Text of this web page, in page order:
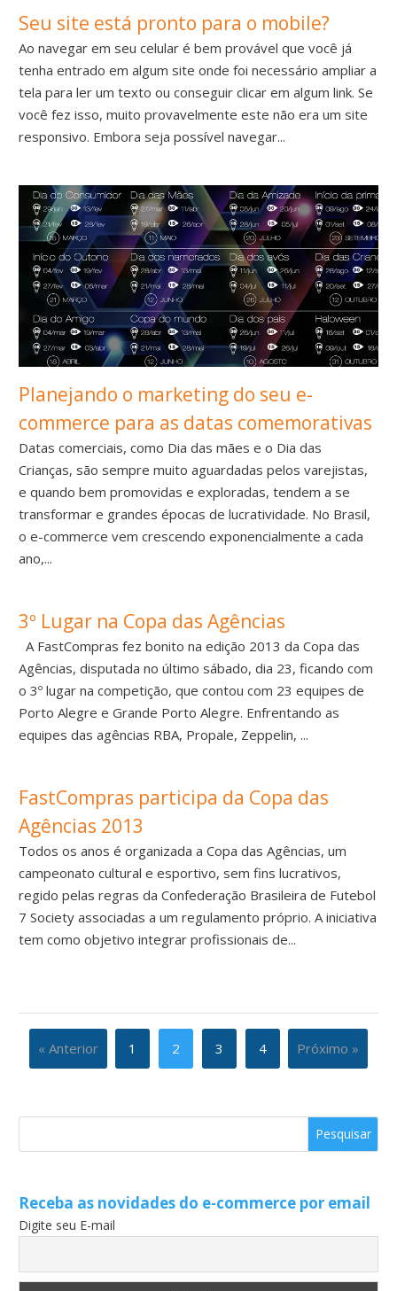
Seu site está pronto para o mobile?
Ao navegar em seu celular é bem provável que você já
tenha entrado em algum site onde foi necessário ampliar a
tela para ler um texto ou conseguir clicar em algum link. Se
você fez isso, muito provavelmente este não era um site
responsivo. Embora seja possível navegar...
Planejando o marketing do seu e-
commerce para as datas comemorativas
Datas comerciais, como Dia das mães e o Dia das
Crianças, são sempre muito aguardadas pelos varejistas,
e quando bem promovidas e exploradas, tendem a se
transformar e grandes épocas de lucratividade. No Brasil,
o e-commerce vem crescendo exponencialmente a cada
ano,...
3º Lugar na Copa das Agências
A FastCompras fez bonito na edição 2013 da Copa das
Agências, disputada no último sábado, dia 23, ficando com
o 3º lugar na competição, que contou com 23 equipes de
Porto Alegre e Grande Porto Alegre. Enfrentando as
equipes das agências RBA, Propale, Zeppelin, ...
FastCompras participa da Copa das
Agências 2013
Todos os anos é organizada a Copa das Agências, um
campeonato cultural e esportivo, sem fins lucrativos,
regido pelas regras da Confederação Brasileira de Futebol
7 Society associadas a um regulamento próprio. A iniciativa
tem como objetivo integrar profissionais de...
« Anterior 1 2 3 4 Próximo »
Receba as novidades do e-commerce por email
Digite seu E-mail